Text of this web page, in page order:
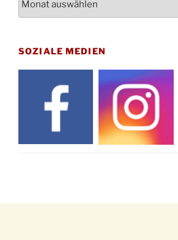
12.11.
St. Martin Umzug in
Uhr
Drabenderhöhe um 11:15 Uhr
21.11.
Basar im Ev. Gemeindehaus
Katharinenball des
Stadtteilhaus um 19:00 Uhr
Kinderbibeltag im Ev.
12 Uhr
Stadtteilhaus um 19:00 Uhr
SOZIALE MEDIEN